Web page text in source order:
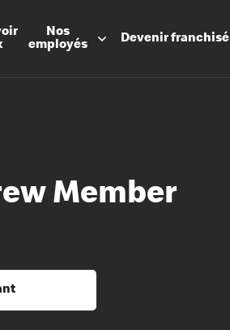
Nos
employés
Devenirfranchisé
Member